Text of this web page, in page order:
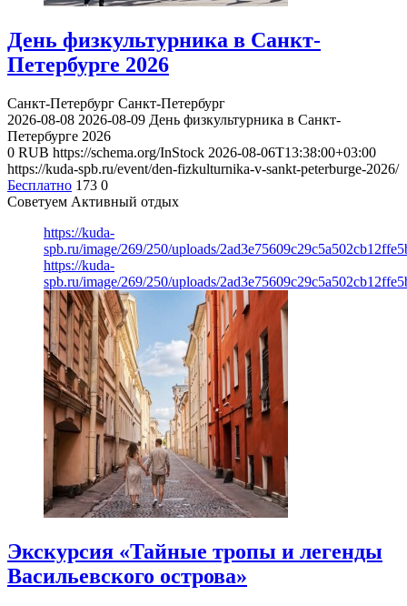
День физкультурника в Санкт-
Петербурге 2026
Санкт-Петербург Санкт-Петербург
2026-08-08 2026-08-09 День физкультурника в Санкт-
Петербурге 2026
0 RUB https://schema.org/InStock 2026-08-06T13:38:00+03:00
https://kuda-spb.ru/event/den-fizkulturnika-v-sankt-peterburge-2026/
Бесплатно 173 0
Советуем Активный отдых
https://kuda-
spb.ru/image/269/250/uploads/
https://kuda-
spb.ru/image/269/250/uploads/
Экскурсия «Тайные тропы и легенды
Васильевского острова»